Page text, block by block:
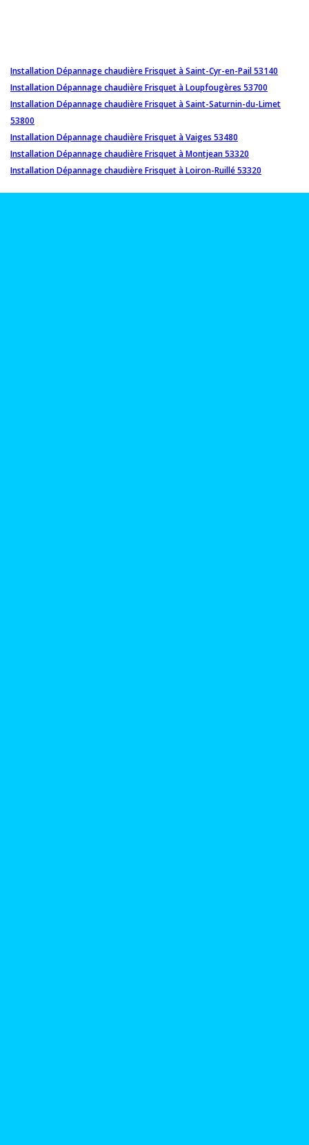
Installation Dépannage chaudière Frisquet à Saint-Cyr-en-Pail 53140
Installation Dépannage chaudière Frisquet à Loupfougères 53700
Installation Dépannage chaudière Frisquet à Saint-Saturnin-du-Limet
53800
Installation Dépannage chaudière Frisquet à Vaiges 53480
Installation Dépannage chaudière Frisquet à Montjean 53320
Installation Dépannage chaudière Frisquet à Loiron-Ruillé 53320